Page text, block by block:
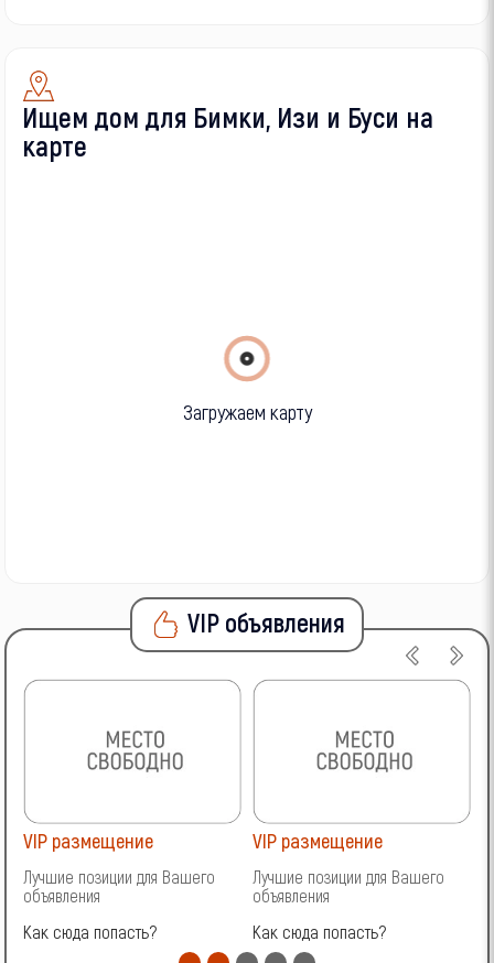
Ищем дом для Бимки, Изи и Буси на
карте
Загружаем карту
VIP объявления
VIP размещение
Лучшие позиции для Вашего
объявления
Как сюда попасть?
VIP размещение
Лучшие позиции для Вашего
объявления
Как сюда попасть?